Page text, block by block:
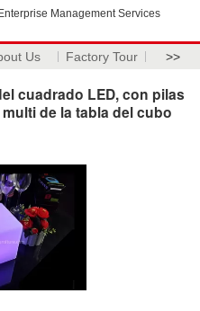
Management Services
Us Factory Tour >>
cuadrado LED, con pilas
de la tabla del cubo